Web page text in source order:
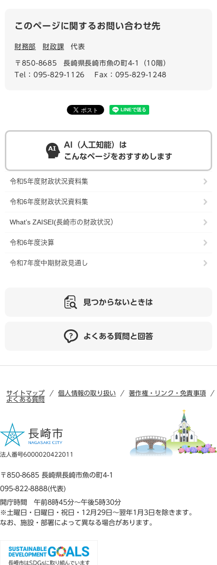
このページに関するお問い合わせ先
財務部 財政課 代表
〒850-8685
長崎県長崎市魚の町4-1（10階）
Tel：095-829-1126
Fax：095-829-1248
AI（人工知能）は
こんなページをおすすめします
令和5年度財政状況資料集
令和6年度財政状況資料集
What’s ZAISEI(長崎市の財政状況）
令和6年度決算
令和7年度中期財政見通し
見つからないときは
よくある質問と回答
サイトマップ 個人情報の取り扱い
著作権・リンク・免責事項
よくある質問
法人番号6000020422011
〒850-8685 長崎県長崎市魚の町4-1
095-822-8888(代表)
開庁時間 午前8時45分～午後5時30分
※土曜日・日曜日・祝日・12月29日～翌年1月3日を除きます。
なお、施設・部署によって異なる場合があります。